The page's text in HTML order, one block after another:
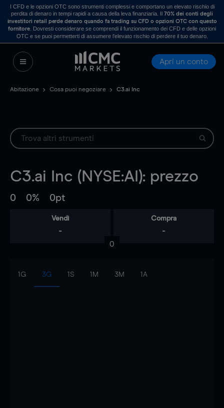
I CFD e le opzioni OTC sono strumenti complessi e comportano un elevato rischio di
perdita di denaro in tempi rapidi a causa della leva finanziaria. Il70% dei conti degli
investitori retail perde denaro quando fa trading su CFD o opzioni OTC con questo
fornitore . Dovresti considerare se comprendi il funzionamento dei CFD e delle opzioni
OTC e se puoi permetterti di assumere l’elevato rischio di perdere il tuo denaro.
Apri un conto
Abitazione Cosa puoi negoziare C3.ai Inc
C3.ai Inc (NYSE:AI): prezzo
0 0% 0pt
Vendi
-
Compra
-
0
1G 3G 1S 1M 3M 1A